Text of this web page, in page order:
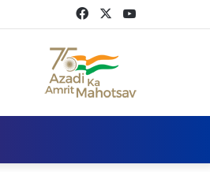
Twitter
Facebook